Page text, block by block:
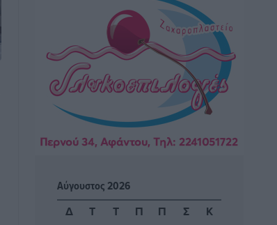
Ιάλυσος Β’: Νωρίς νωρίς μπήκαν στα
βάσανα της προετοιμασίας
Αθλητικά• πριν 2 ώρες
Εθνικός Αρχίπολης: Μεγάλο βήμα
προόδου η ίδρυση Ακαδημίας
Αθλητικά• πριν 2 ώρες
Αθλητικά• πριν 2 ώρες
Αύγουστος 2026
Δ
Τ Τ Π Π Σ Κ